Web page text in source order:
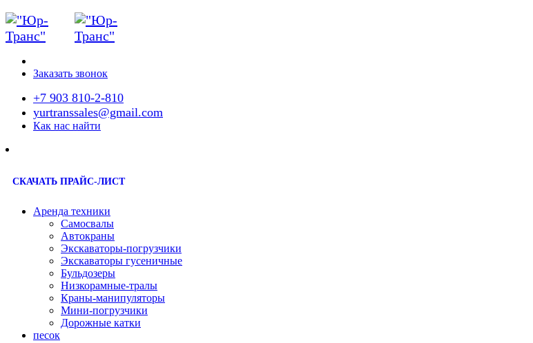
Заказать звонок
+7 903 810-2-810
yurtranssales@gmail.com
Как нас найти
СКАЧАТЬ ПРАЙС-ЛИСТ
Аренда техники
Самосвалы
Автокраны
Экскаваторы-погрузчики
Экскаваторы гусеничные
Бульдозеры
Низкорамные-тралы
Краны-манипуляторы
Мини-погрузчики
Дорожные катки
песок